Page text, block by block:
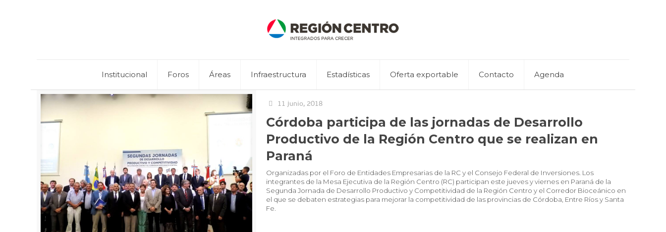
Institucional Foros Áreas Infraestructura Estadísticas Oferta exportable Contacto Agenda
11 junio, 2018
Córdoba participa de las jornadas de Desarrollo
Productivo de la Región Centro que se realizan en
Paraná
Organizadas por el Foro de Entidades Empresarias de la RC y el Consejo Federal de Inversiones. Los
integrantes de la Mesa Ejecutiva de la Región Centro (RC) participan este jueves y viernes en Paraná de la
Segunda Jornada de Desarrollo Productivo y Competitividad de la Región Centro y el Corredor Bioceánico en
el que se debaten estrategias para mejorar la competitividad de las provincias de Córdoba, Entre Ríos y Santa
Fe.